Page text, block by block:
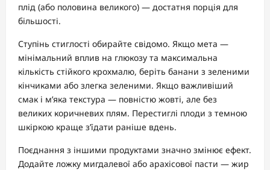
плід (або половина великого) — достатня порція для
більшості.
Ступінь стиглості обирайте свідомо. Якщо мета —
мінімальний вплив на глюкозу та максимальна
кількість стійкого крохмалю, беріть банани з зеленими
кінчиками або злегка зеленими. Якщо важливіший
смак і м’яка текстура — повністю жовті, але без
великих коричневих плям. Перестиглі плоди з темною
шкіркою краще з’їдати раніше вдень.
Поєднання з іншими продуктами значно змінює ефект.
Додайте ложку мигдалевої або арахісової пасти — жир